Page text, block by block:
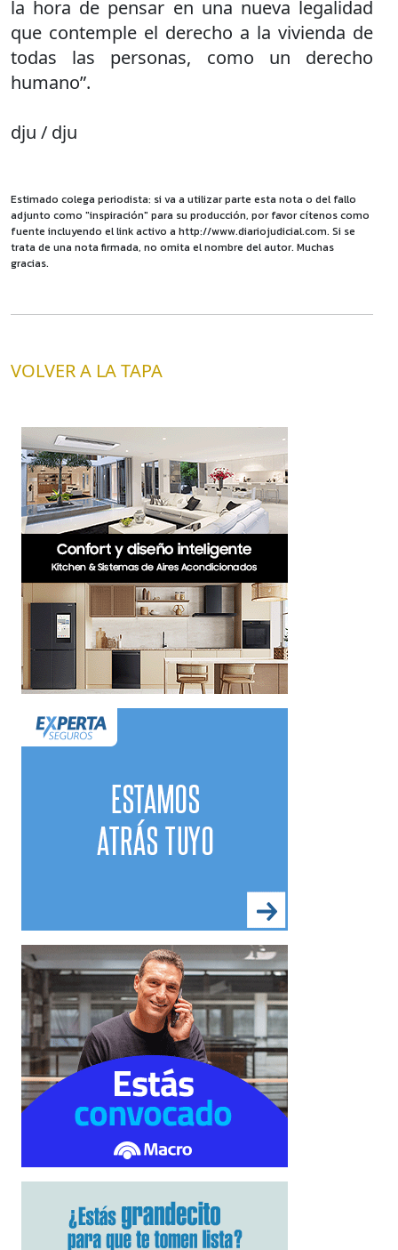
la hora de pensar en una nueva legalidad
que contemple el derecho a la vivienda de
todas las personas, como un derecho
humano”.
dju / dju
Estimado colega periodista: si va a utilizar parte esta nota o del fallo
adjunto como "inspiración" para su producción, por favor cítenos como
fuente incluyendo el link activo a http://www.diariojudicial.com. Si se
trata de una nota firmada, no omita el nombre del autor. Muchas
gracias.
VOLVER A LA TAPA